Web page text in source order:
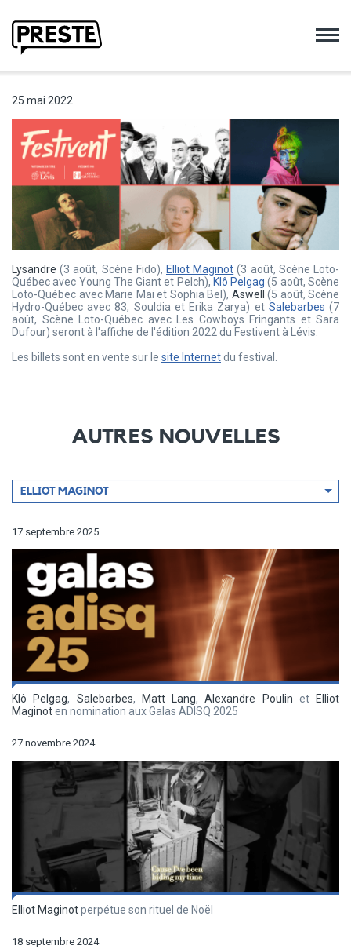
25 mai 2022
Lysandre (3 août, Scène Fido), Elliot Maginot (3 août, Scène Loto-
Québec avec Young The Giant et Pelch), Klô Pelgag (5 août, Scène
Loto-Québec avec Marie Mai et Sophia Bel), Aswell
(5 août, Scène
Hydro-Québec avec 83, Souldia et Erika Zarya) et Salebarbes (7
août, Scène Loto-Québec avec Les Cowboys Fringants et Sara
Dufour) seront à l'affiche de l'édition 2022 du Festivent à Lévis.
Les billets sont en vente sur le site Internetdu festival.
AUTRES NOUVELLES
Filtrer
par
ELLIOT MAGINOT
17 septembre 2025
Klô Pelgag, Salebarbes, Matt Lang,Alexandre Poulin et
Elliot
Maginoten nomination aux Galas ADISQ 2025
27 novembre 2024
Elliot Maginotperpétue son rituel de Noël
18 septembre 2024